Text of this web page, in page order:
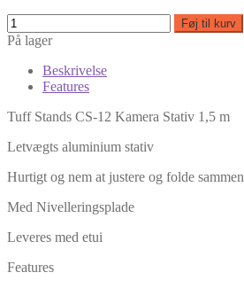
Føj til kurv
På lager
Beskrivelse
Features
Tuff Stands CS-12 Kamera Stativ 1,5 m
Letvægts aluminium stativ
Hurtigt og nem at justere og folde sammen
Med Nivelleringsplade
Leveres med etui
Features